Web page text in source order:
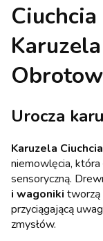
Urocza
Karuzela Ciuchcia
niemowlęcia, która
sensoryczną.
i wagoniki tworzą
przyciągającą
zmysłów.